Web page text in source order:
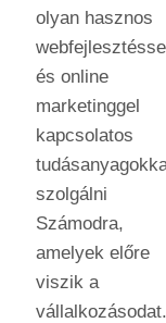
olyan hasznos
és online
marketinggel
kapcsolatos
szolgálni
Számodra,
amelyek előre
viszik a
vállalkozásodat.